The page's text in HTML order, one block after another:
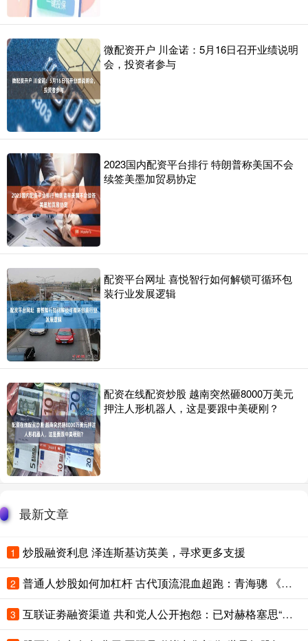
微配资开户 川金诺：5月16日召开业绩说明
会，投资者参与
2023国内配资平台排行 特朗普称美国不会
续签美墨加贸易协定
配资平台网址 喜悦智行如何解锁可循环包
装行业发展逻辑
配资在线配资炒股 越南突然砸8000万美元
押注人形机器人，这是要跟中美硬刚？
最新文章
1 炒股融资利息 泽连斯基访英美，寻求更多支援
2 普通人炒股如何加杠杆 古代顶流混血超跑：青海骢 《隋书》里记着一匹神马的＂配方＂： 吐谷浑
3 互联证劵融资渠道 共和党人公开抱怨：已对赫格塞思“完全失去信心”